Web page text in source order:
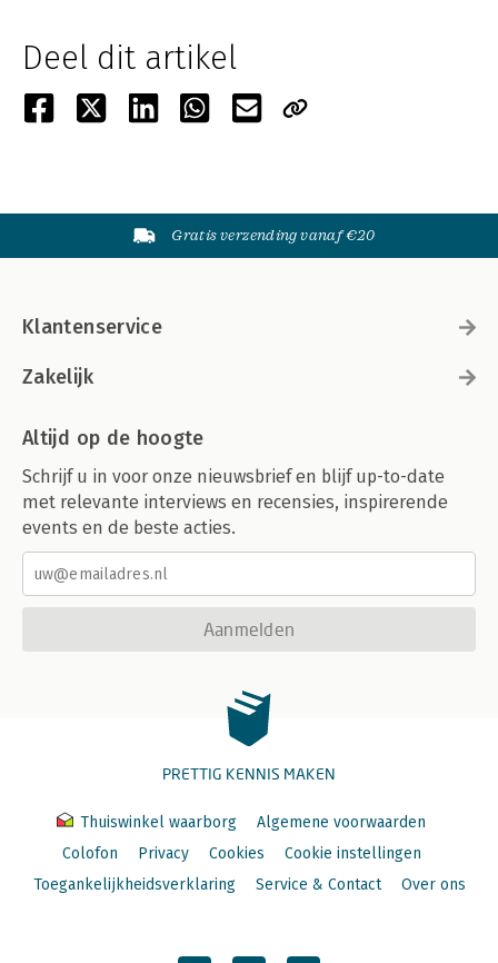
Deel dit artikel
Gratis verzending vanaf €20
Klantenservice
Zakelijk
Altijd op de hoogte
Schrijf u in voor onze nieuwsbrief en blijf up-to-date
met relevante interviews en recensies, inspirerende
events en de beste acties.
Aanmelden
PRETTIG KENNIS MAKEN
Thuiswinkel waarborg
Algemene voorwaarden
Colofon
Privacy Cookies
Cookie instellingen
Toegankelijkheidsverklaring
Service & Contact Over ons